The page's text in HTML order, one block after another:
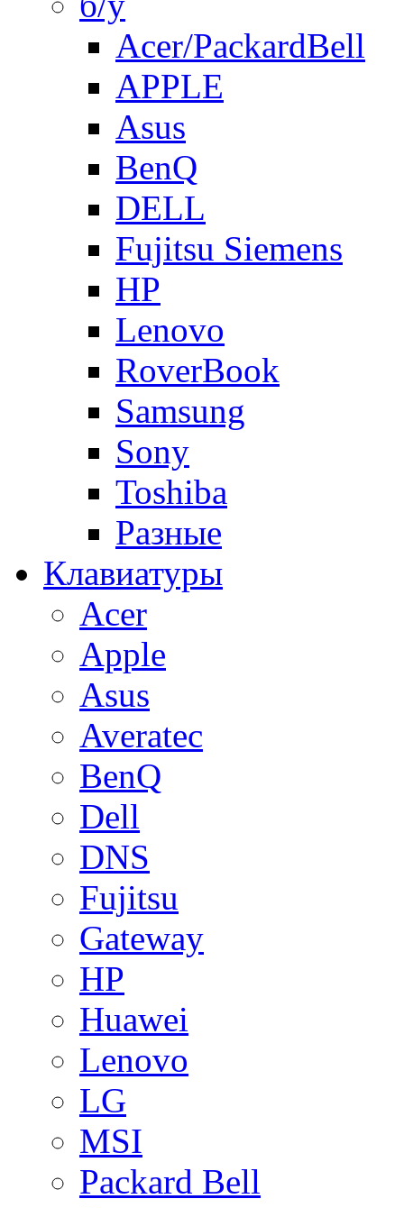
Acer/PackardBell
APPLE
Asus
BenQ
DELL
Fujitsu Siemens
HP
Lenovo
RoverBook
Samsung
Sony
Toshiba
Разные
Клавиатуры
Acer
Apple
Asus
Averatec
BenQ
Dell
DNS
Fujitsu
Gateway
HP
Huawei
Lenovo
LG
MSI
Packard Bell